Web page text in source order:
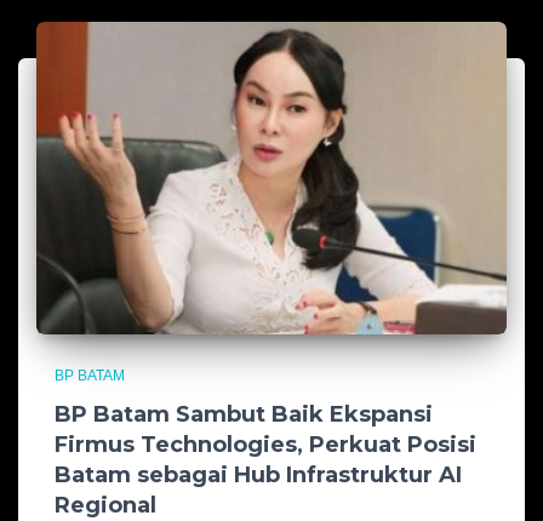
BP BATAM
BP Batam Sambut Baik Ekspansi
Firmus Technologies, Perkuat Posisi
Batam sebagai Hub Infrastruktur AI
Regional